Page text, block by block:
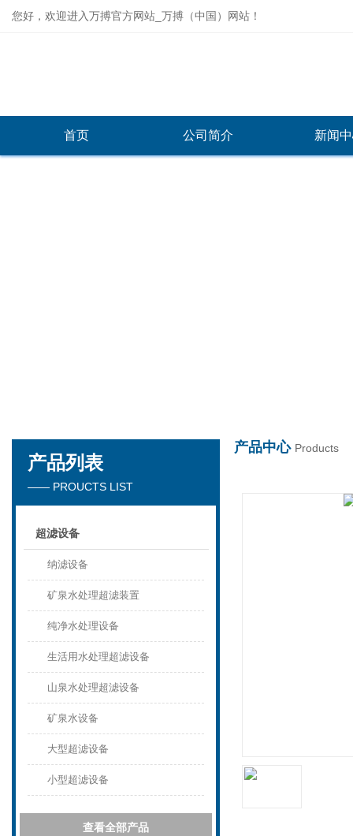
您好，欢迎进入万搏官方网站_万搏（中国）网站！
首页 公司简介 新闻
产品中心 Products
产品列表
—— PROUCTS LIST
超滤设备
纳滤设备
矿泉水处理超滤装置
纯净水处理设备
生活用水处理超滤设备
山泉水处理超滤设备
矿泉水设备
大型超滤设备
小型超滤设备
查看全部产品